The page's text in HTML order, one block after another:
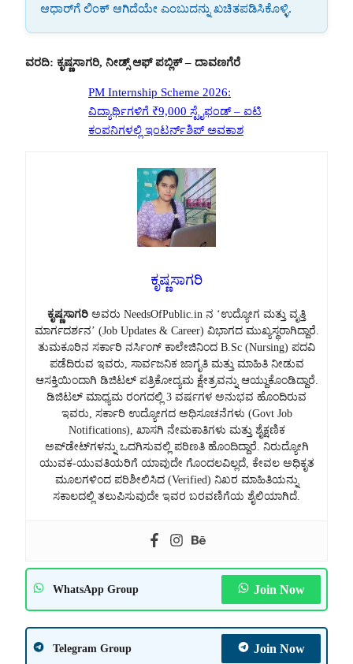
ಆಧಾರ್‌ಗೆ ಲಿಂಕ್ ಆಗಿದೆಯೇ ಎಂಬುದನ್ನು ಖಚಿತಪಡಿಸಿಕೊಳ್ಳಿ.
ವರದಿ: ಕೃಷ್ಣಸಾಗರಿ, ನೀಡ್ಸ್ ಆಫ್ ಪಬ್ಲಿಕ್ – ದಾವಣಗೆರೆ
PM Internship Scheme 2026:
ವಿದ್ಯಾರ್ಥಿಗಳಿಗೆ ₹9,000 ಸ್ಟೈಫಂಡ್ – ಐಟಿ
ಕಂಪನಿಗಳಲ್ಲಿ ಇಂಟರ್ನ್‌ಶಿಪ್ ಅವಕಾಶ
ಕೃಷ್ಣಸಾಗರಿ
ಕೃಷ್ಣಸಾಗರಿ ಅವರು NeedsOfPublic.in ನ ‘ಉದ್ಯೋಗ ಮತ್ತು ವೃತ್ತಿ
ಮಾರ್ಗದರ್ಶನ’ (Job Updates & Career) ವಿಭಾಗದ ಮುಖ್ಯಸ್ಥರಾಗಿದ್ದಾರೆ.
ತುಮಕೂರಿನ ಸರ್ಕಾರಿ ನರ್ಸಿಂಗ್ ಕಾಲೇಜಿನಿಂದ B.Sc (Nursing) ಪದವಿ
ಪಡೆದಿರುವ ಇವರು, ಸಾರ್ವಜನಿಕ ಜಾಗೃತಿ ಮತ್ತು ಮಾಹಿತಿ ನೀಡುವ
ಆಸಕ್ತಿಯಿಂದಾಗಿ ಡಿಜಿಟಲ್ ಪತ್ರಿಕೋದ್ಯಮ ಕ್ಷೇತ್ರವನ್ನು ಆಯ್ದುಕೊಂಡಿದ್ದಾರೆ.
ಡಿಜಿಟಲ್ ಮಾಧ್ಯಮ ರಂಗದಲ್ಲಿ 3 ವರ್ಷಗಳ ಅನುಭವ ಹೊಂದಿರುವ
ಇವರು, ಸರ್ಕಾರಿ ಉದ್ಯೋಗದ ಅಧಿಸೂಚನೆಗಳು (Govt Job
Notifications), ಖಾಸಗಿ ನೇಮಕಾತಿಗಳು ಮತ್ತು ಶೈಕ್ಷಣಿಕ
ಅಪ್‌ಡೇಟ್‌ಗಳನ್ನು ಒದಗಿಸುವಲ್ಲಿ ಪರಿಣತಿ ಹೊಂದಿದ್ದಾರೆ. ನಿರುದ್ಯೋಗಿ
ಯುವಕ-ಯುವತಿಯರಿಗೆ ಯಾವುದೇ ಗೊಂದಲವಿಲ್ಲದೆ, ಕೇವಲ ಅಧಿಕೃತ
ಮೂಲಗಳಿಂದ ಪರಿಶೀಲಿಸಿದ (Verified) ನಿಖರ ಮಾಹಿತಿಯನ್ನು
ಸಕಾಲದಲ್ಲಿ ತಲುಪಿಸುವುದೇ ಇವರ ಬರವಣಿಗೆಯ ಶೈಲಿಯಾಗಿದೆ.
WhatsApp Group Join Now
Telegram Group Join Now